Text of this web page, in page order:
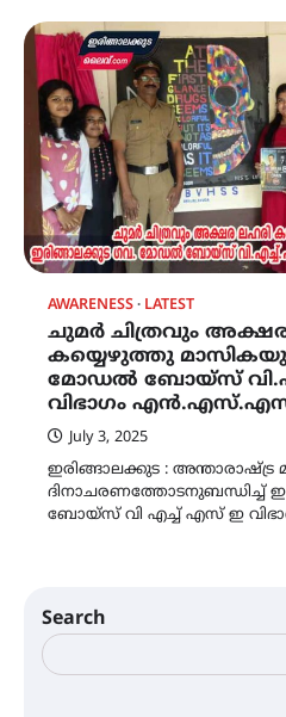
AWARENESS LATEST
ചുമർ ചിത്രവും
കയ്യെഴുത്തു
മോഡൽ ബോയ്സ്
വിഭാഗം
July 3, 2025
ഇരിങ്ങാലക്കുട : അന്താരാഷ്ട്ര
ദിനാചരണത്തോടനുബന്ധിച്ച്
ബോയ്സ് വി എച്ച് എസ് ഇ
Search